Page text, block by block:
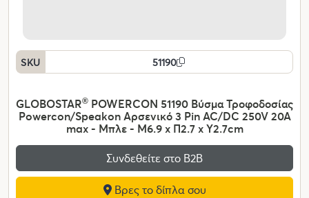
SKU 51190
GLOBOSTAR® POWERCON 51190 Βύσμα Τροφοδοσίας
Powercon/Speakon Αρσενικό 3 Pin AC/DC 250V 20A
max - Μπλε - Μ6.9 x Π2.7 x Υ2.7cm
Συνδεθείτε στο Β2Β
Βρες το δίπλα σου